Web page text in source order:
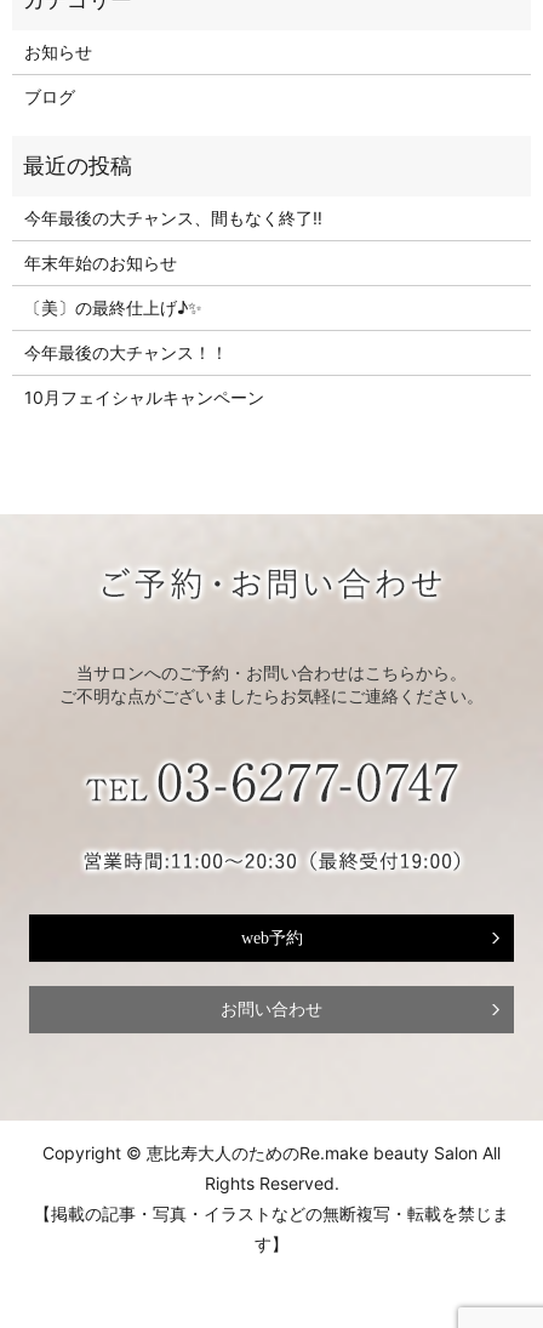
お知らせ
ブログ
今年最後の大チャンス、間もなく終了‼
年末年始のお知らせ
〔美〕の最終仕上げ♪✨
今年最後の大チャンス！！
10月フェイシャルキャンペーン
当サロンへのご予約・お問い合わせはこちらから。
ご不明な点がございましたらお気軽にご連絡ください。
web予約
お問い合わせ
Copyright © 恵比寿大人のためのRe.make beauty Salon All
Rights Reserved.
【掲載の記事・写真・イラストなどの無断複写・転載を禁じま
す】